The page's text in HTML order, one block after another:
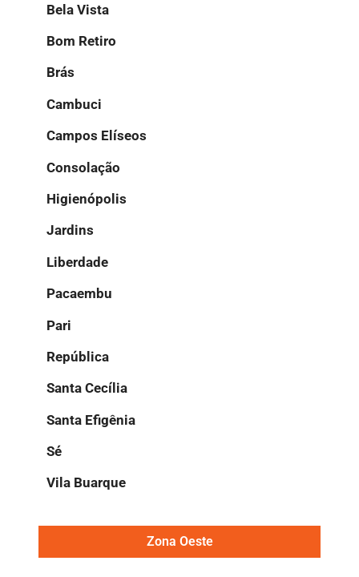
Bela Vista
Bom Retiro
Brás
Cambuci
Campos Elíseos
Consolação
Higienópolis
Jardins
Liberdade
Pacaembu
Pari
República
Santa Cecília
Santa Efigênia
Sé
Vila Buarque
Zona Oeste